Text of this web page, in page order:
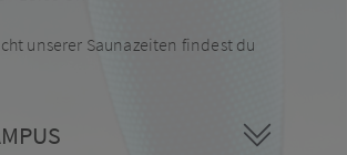
unserer Saunazeiten findest du